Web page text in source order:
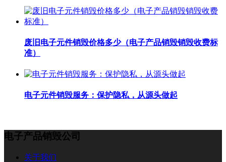
废旧电子元件销毁价格多少（电子产品销毁销毁收费标
准）
电子元件销毁服务：保护隐私，从源头做起
电子产品销毁公司
关于我们